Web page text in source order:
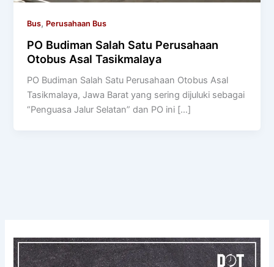
Bus, Perusahaan Bus
PO Budiman Salah Satu Perusahaan
Otobus Asal Tasikmalaya
PO Budiman Salah Satu Perusahaan Otobus Asal
Tasikmalaya, Jawa Barat yang sering dijuluki sebagai
“Penguasa Jalur Selatan” dan PO ini […]